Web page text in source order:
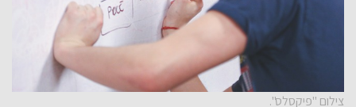
צילום "פיקסלס".